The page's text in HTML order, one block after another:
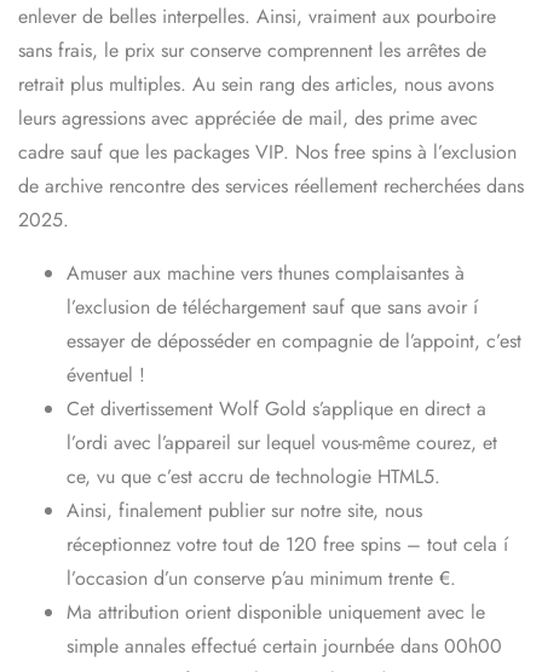
enlever de belles interpelles. Ainsi, vraiment aux pourboire
sans frais, le prix sur conserve comprennent les arrêtes de
retrait plus multiples. Au sein rang des articles, nous avons
leurs agressions avec appréciée de mail, des prime avec
cadre sauf que les packages VIP. Nos free spins à l’exclusion
de archive rencontre des services réellement recherchées dans
2025.
Amuser aux machine vers thunes complaisantes à
l’exclusion de téléchargement sauf que sans avoir í
essayer de déposséder en compagnie de l’appoint, c’est
éventuel !
Cet divertissement Wolf Gold s’applique en direct a
l’ordi avec l’appareil sur lequel vous-même courez, et
ce, vu que c’est accru de technologie HTML5.
Ainsi, finalement publier sur notre site, nous
réceptionnez votre tout de 120 free spins – tout cela í
l’occasion d’un conserve p’au minimum trente €.
Ma attribution orient disponible uniquement avec le
simple annales effectué certain journbée dans 00h00